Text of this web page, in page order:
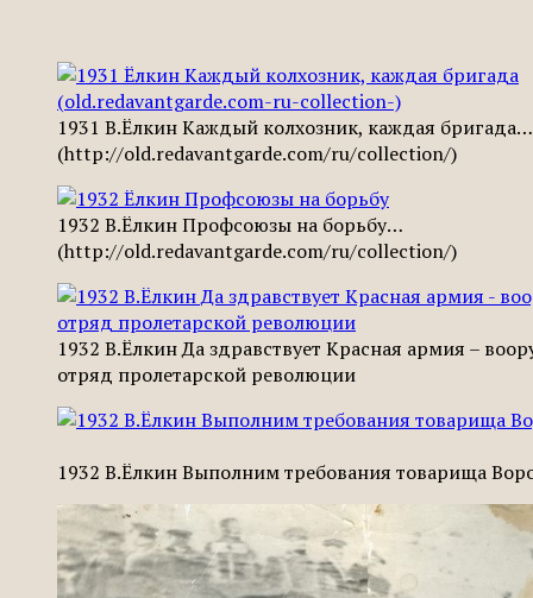
1931 В.Ёлкин Каждый колхозник, каждая бригада…
(http://old.redavantgarde.com/ru/collection/)
1932 В.Ёлкин Профсоюзы на борьбу…
(http://old.redavantgarde.com/ru/collection/)
1932 В.Ёлкин Да здравствует Красная армия –
отряд пролетарской революции
1932 В.Ёлкин Выполним требования товарища